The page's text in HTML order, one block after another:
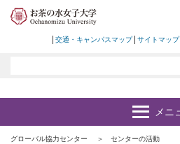
交通・キャンパスマップ サイトマップ
グローバル協力センター
センターの活動